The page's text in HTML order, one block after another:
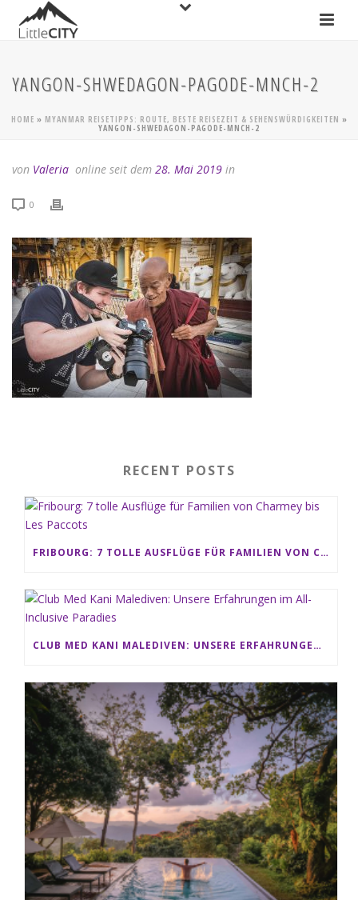
YANGON-SHWEDAGON-PAGODE-MNCH-2
HOME » MYANMAR REISETIPPS: ROUTE, BESTE REISEZEIT & SEHENSWÜRDIGKEITEN »
YANGON-SHWEDAGON-PAGODE-MNCH-2
von Valeria online seit dem 28. Mai 2019 in
0
RECENT POSTS
FRIBOURG: 7 TOLLE AUSFLÜGE FÜR FAMILIEN VON CHARMEY BIS LES PACCOTS
CLUB MED KANI MALEDIVEN: UNSERE ERFAHRUNGEN IM ALL-INCLUSIVE PARADIES